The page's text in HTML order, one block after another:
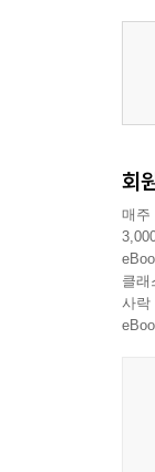
회
매주
클래
사락